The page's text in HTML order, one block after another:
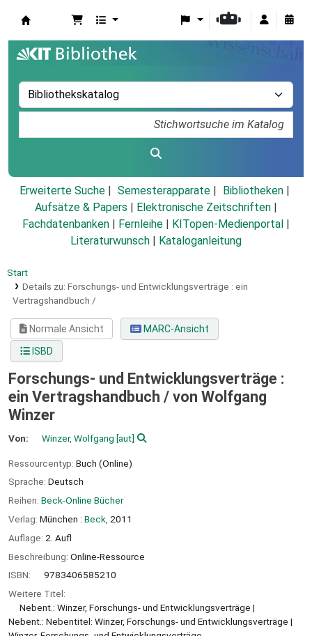
Erweiterte Suche Semesterapparate
Bibliotheken
Aufsätze & Papers
Elektronische Zeitschriften
Fachdatenbanken
Fernleihe KITopen-Medienportal
Literaturwunsch
Kataloganleitung
Start
Details zu: Forschungs- und Entwicklungsverträge : ein
Vertragshandbuch /
Normale Ansicht
MARC-Ansicht
ISBD
Forschungs- und Entwicklungsverträge :
ein Vertragshandbuch / von Wolfgang
Winzer
Von: Winzer, Wolfgang [aut]
Ressourcentyp: Buch (Online)
Sprache: Deutsch
Reihen: Beck-Online Bücher
Verlag: München : Beck, 2011
Auflage: 2. Aufl
Beschreibung: Online-Ressource
ISBN:
9783406585210
Weitere Titel:
Nebent.: Winzer, Forschungs- und Entwicklungsverträge
Nebent.: Nebentitel: Winzer, Forschungs- und Entwicklungsverträge